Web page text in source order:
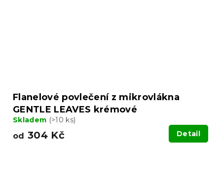
Flanelové povlečení z mikrovlákna
GENTLE LEAVES krémové
Skladem (>10 ks)
od 304 Kč Detail